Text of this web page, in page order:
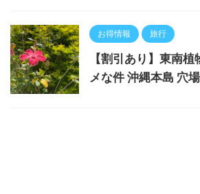
お得情報 旅行
【割引あり】東南
メな件 沖縄本島 穴